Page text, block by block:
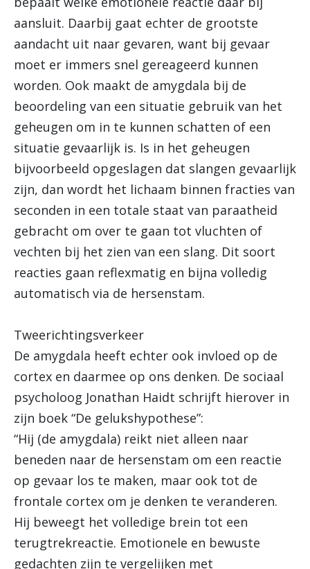
aansluit. Daarbij gaat echter de grootste
aandacht uit naar gevaren, want bij gevaar
moet er immers snel gereageerd kunnen
worden. Ook maakt de amygdala bij de
beoordeling van een situatie gebruik van het
geheugen om in te kunnen schatten of een
situatie gevaarlijk is. Is in het geheugen
bijvoorbeeld opgeslagen dat slangen gevaarlijk
zijn, dan wordt het lichaam binnen fracties van
seconden in een totale staat van paraatheid
gebracht om over te gaan tot vluchten of
vechten bij het zien van een slang. Dit soort
reacties gaan reflexmatig en bijna volledig
automatisch via de hersenstam.
Tweerichtingsverkeer
De amygdala heeft echter ook invloed op de
cortex en daarmee op ons denken. De sociaal
psycholoog Jonathan Haidt schrijft hierover in
zijn boek “De gelukshypothese”:
“Hij (de amygdala) reikt niet alleen naar
beneden naar de hersenstam om een reactie
op gevaar los te maken, maar ook tot de
frontale cortex om je denken te veranderen.
Hij beweegt het volledige brein tot een
terugtrekreactie. Emotionele en bewuste
gedachten zijn te vergelijken met